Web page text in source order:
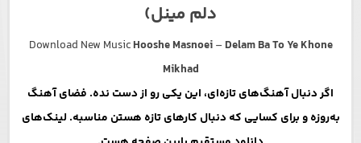
دلم مینل)
Download New MusicHooshe Masnoei– Delam Ba To Ye Khone
Mikhad
اگر دنبال آهنگ‌های تازه‌ای، این یکی رو از دست نده. فضای آهنگ
به‌روزه و برای کسایی که دنبال کارهای تازه هستن مناسبه. لینک‌های